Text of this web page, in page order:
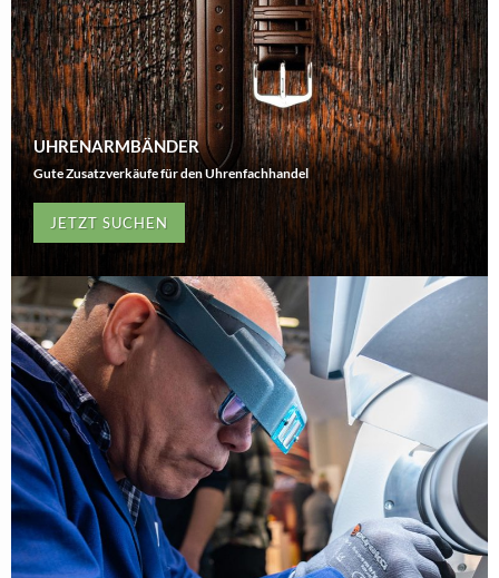
UHRENARMBÄNDER
Gute Zusatzverkäufe für den Uhrenfachhandel
JETZT SUCHEN